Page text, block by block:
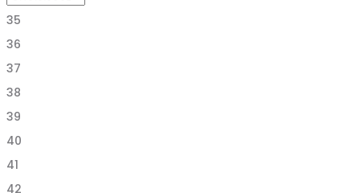
35
36
37
38
39
40
41
42